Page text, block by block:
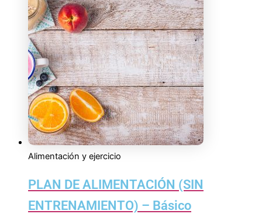
Alimentación y ejercicio
PLAN DE ALIMENTACIÓN (SIN
ENTRENAMIENTO) – Básico